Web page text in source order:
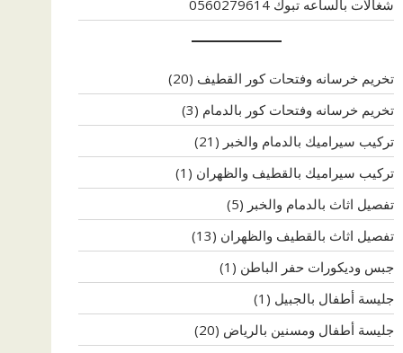
شغالات بالساعه تبوك 0560279614
تخريم خرسانه وفتحات كور القطيف (20)
تخريم خرسانه وفتحات كور بالدمام (3)
تركيب سيراميك بالدمام والخبر (21)
تركيب سيراميك بالقطيف والظهران (1)
تفصيل اثاث بالدمام والخبر (5)
تفصيل اثاث بالقطيف والظهران (13)
جبس وديكورات حفر الباطن (1)
جليسة أطفال بالجبيل (1)
جليسة أطفال ومسنين بالرياض (20)